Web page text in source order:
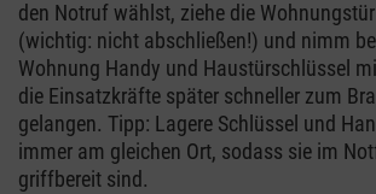
den Notruf wählst, ziehe die
(wichtig: nicht abschließen!) und nimm
Wohnung Handy und Haustürschlüssel
die Einsatzkräfte später schneller zum
gelangen. Tipp: Lagere Schlüssel und
immer am gleichen Ort, sodass sie im
griffbereit sind.